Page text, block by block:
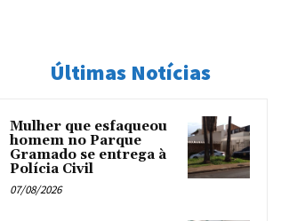
Últimas Notícias
Mulher que esfaqueou
homem no Parque
Gramado se entrega à
Polícia Civil
07/08/2026